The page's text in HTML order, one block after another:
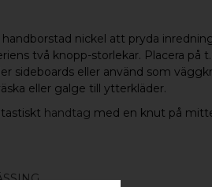
nickel att pryda
två knopp-storlekar. Placera på
sideboards eller använd som
eller galge till ytterkläder.
handtag med en knut på